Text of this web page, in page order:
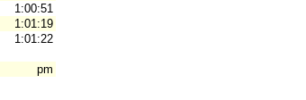
1:00:51
1:01:19
1:01:22
pm